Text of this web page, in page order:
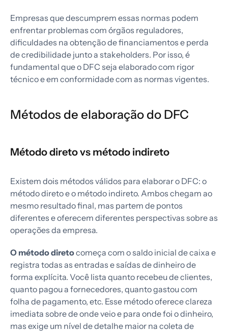
Empresas que descumprem essas normas podem
enfrentar problemas com órgãos reguladores,
dificuldades na obtenção de financiamentos e perda
de credibilidade junto a stakeholders. Por isso, é
fundamental que o DFC seja elaborado com rigor
técnico e em conformidade com as normas vigentes.
Métodos de elaboração do DFC
Método direto vs método indireto
Existem dois métodos válidos para elaborar o DFC: o
método direto e o método indireto. Ambos chegam ao
mesmo resultado final, mas partem de pontos
diferentes e oferecem diferentes perspectivas sobre as
operações da empresa.
O método diretocomeça com o saldo inicial de caixa e
registra todas as entradas e saídas de dinheiro de
forma explícita. Você lista quanto recebeu de clientes,
quanto pagou a fornecedores, quanto gastou com
folha de pagamento, etc. Esse método oferece clareza
imediata sobre de onde veio e para onde foi o dinheiro,
mas exige um nível de detalhe maior na coleta de